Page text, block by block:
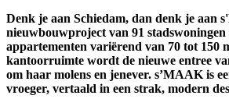
Denk je aan Schiedam, dan denk je aan
nieuwbouwproject van 91 stadswoningen
appartementen variërend van 70 tot 150
kantoorruimte wordt de nieuwe entree
om haar molens en jenever. s’MAAK is
vroeger, vertaald in een strak, modern